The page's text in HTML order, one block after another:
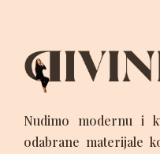
Nudimo modernu i
odabrane materijale